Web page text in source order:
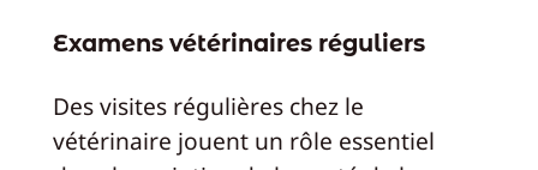
Examens vétérinaires réguliers
Des visites régulières chez le
vétérinaire jouent un rôle essentiel